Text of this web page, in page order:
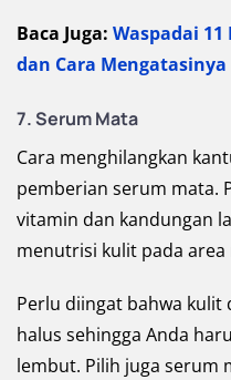
Baca Juga: Waspadai
dan Cara Mengatasinya
7. Serum Mata
Cara menghilangkan
pemberian serum mata.
vitamin dan kandungan
menutrisi kulit pada area
Perlu diingat bahwa kulit
halus sehingga Anda
lembut. Pilih juga serum